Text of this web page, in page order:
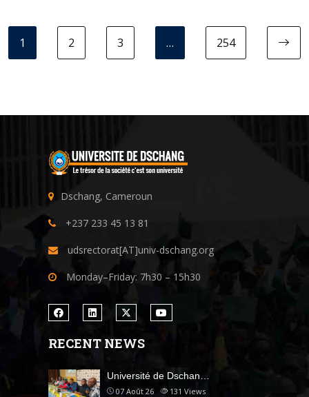
1 2 3 … 254
Dschang, Cameroun
+237 233 45 13 81
udsrectorat[AT]univ-dschang.org
Monday–Friday: 7h30 – 15h30
RECENT NEWS
Université de Dschan…
07 Août 26 131 Views